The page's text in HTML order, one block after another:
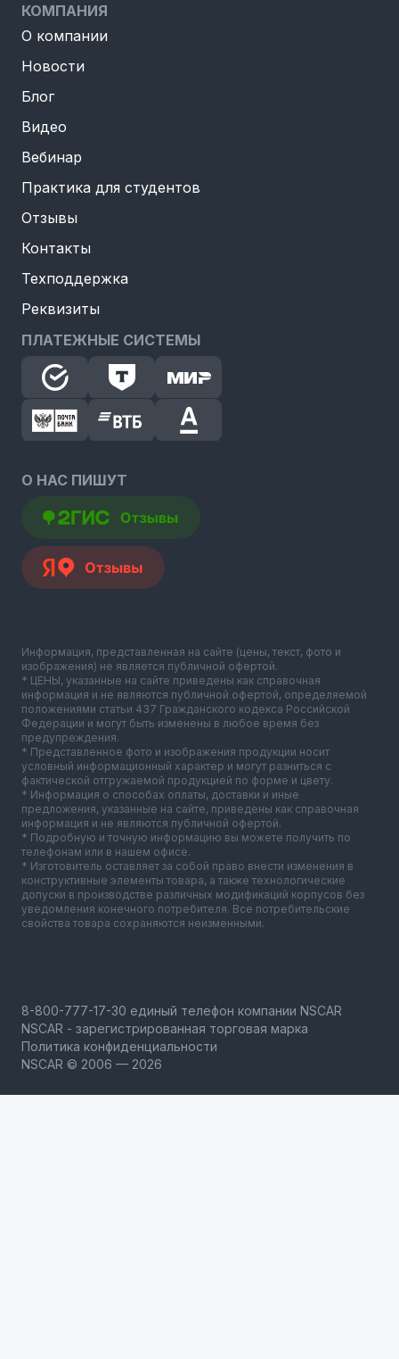
КОМПАНИЯ
О компании
Новости
Блог
Видео
Вебинар
Практика для студентов
Отзывы
Контакты
Техподдержка
Реквизиты
ПЛАТЕЖНЫЕ СИСТЕМЫ
О НАС ПИШУТ
Информация, представленная на сайте (цены, текст, фото и
изображения) не является публичной офертой.
* ЦЕНЫ, указанные на сайте приведены как справочная
информация и не являются публичной офертой, определяемой
положениями статьи 437 Гражданского кодекса Российской
Федерации и могут быть изменены в любое время без
предупреждения.
* Представленное фото и изображения продукции носит
условный информационный характер и могут разниться с
фактической отгружаемой продукцией по форме и цвету.
* Информация о способах оплаты, доставки и иные
предложения, указанные на сайте, приведены как справочная
информация и не являются публичной офертой.
* Подробную и точную информацию вы можете получить по
телефонам или в нашем офисе.
* Изготовитель оставляет за собой право внести изменения в
конструктивные элементы товара, а также технологические
допуски в производстве различных модификаций корпусов без
уведомления конечного потребителя. Все потребительские
свойства товара сохраняются неизменными.
NSCAR - зарегистрированная торговая марка
Политика конфиденциальности
NSCAR © 2006 — 2026